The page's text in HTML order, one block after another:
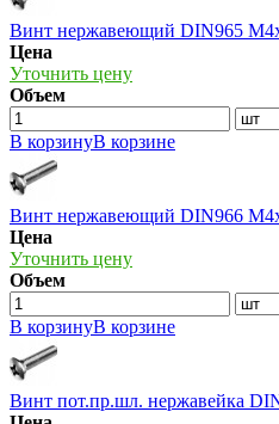
Винт нержавеющий DIN965
Цена
Уточнить цену
Объем
В корзинуВ корзине
Винт нержавеющий DIN966
Цена
Уточнить цену
Объем
В корзинуВ корзине
Винт пот.пр.шл. нержавейка